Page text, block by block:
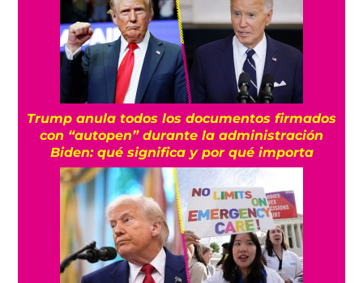
Trump anula todos los documentos firmados
con “autopen” durante la administración
Biden: qué significa y por qué importa